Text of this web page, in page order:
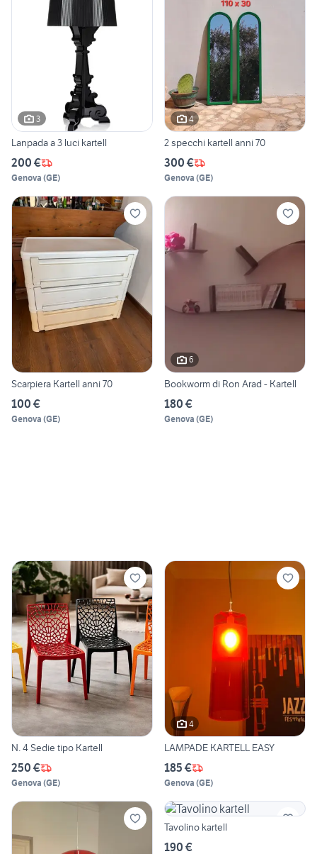
3
Lanpada a 3 luci kartell
200 €
Genova (GE)
4
2 specchi kartell anni 70
300 €
Genova (GE)
Scarpiera Kartell anni 70
100 €
Genova (GE)
6
Bookworm di Ron Arad - Kartell
180 €
Genova (GE)
N. 4 Sedie tipo Kartell
250 €
Genova (GE)
4
LAMPADE KARTELL EASY
185 €
Genova (GE)
Tavolino kartell
190 €